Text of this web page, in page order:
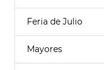
Feria de Julio
Mayores